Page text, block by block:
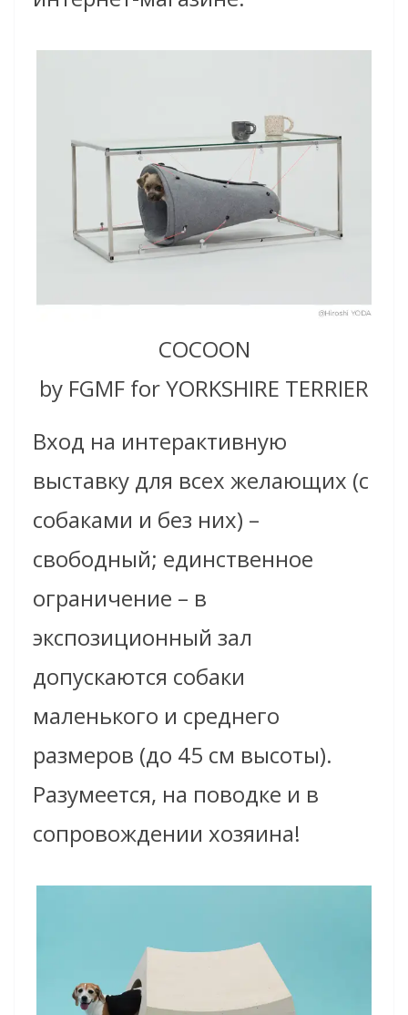
COCOON
by FGMF for YORKSHIRE TERRIER
Вход на интерактивную
выставку для всех желающих (с
собаками и без них) –
свободный; единственное
ограничение – в
экспозиционный зал
допускаются собаки
маленького и среднего
размеров (до 45 см высоты).
Разумеется, на поводке и в
сопровождении хозяина!